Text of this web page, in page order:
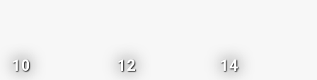
10 12 14